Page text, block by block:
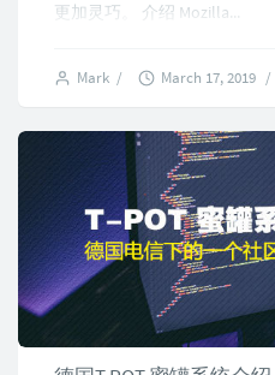
更加灵巧。 介绍 Mozilla...
Mark / March 17, 2019 /